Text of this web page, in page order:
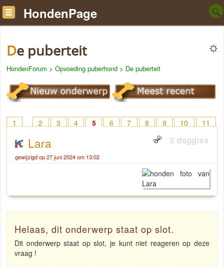
HondenPage
De puberteit
HondenForum > Opvoeding puberhond > De puberteit
1 2 3 4 5 6 7 8 9 10
11
> 40
Lara 3 doggies
gewijzigd op 27 juni 2024 om 13:02
Helaas, dit onderwerp staat op slot.
Dit onderwerp staat op slot, je kunt niet reageren op deze
vraag !